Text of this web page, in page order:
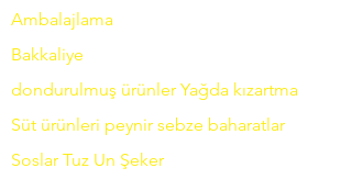
Ambalajlama
Bakkaliye
dondurulmuş ürünler Yağda kızartma
Süt ürünleri peynir sebze baharatlar
Soslar Tuz Un Şeker